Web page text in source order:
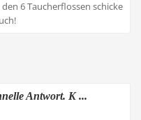
6 Taucherflossen schicke
Antwort. K ...